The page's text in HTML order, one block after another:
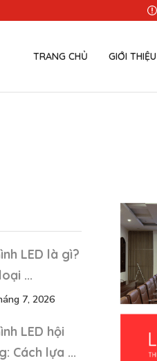
TRANG CHỦ GIỚI THIỆU
LED là gì?
...
7, 2026
LED hội
Cách lựa ...